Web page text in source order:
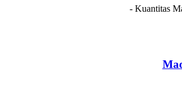
- Kuantitas